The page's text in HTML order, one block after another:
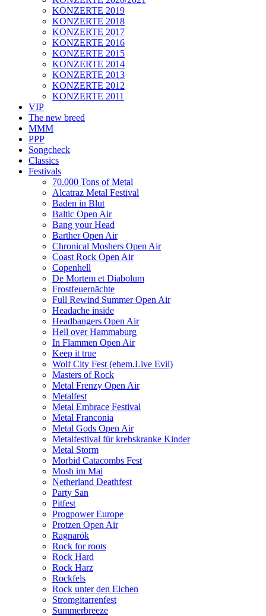
KONZERTE 2019
KONZERTE 2018
KONZERTE 2017
KONZERTE 2016
KONZERTE 2015
KONZERTE 2014
KONZERTE 2013
KONZERTE 2012
KONZERTE 2011
VIP
The new breed
MMM
PPP
Songcheck
Classics
Festivals
70.000 Tons of Metal
Alcatraz Metal Festival
Baden in Blut
Baltic Open Air
Bang your Head
Barther Open Air
Chronical Moshers Open Air
Coast Rock Open Air
Copenhell
De Mortem et Diabolum
Frostfeuernächte
Full Rewind Summer Open Air
Headache inside
Headbangers Open Air
Hell over Hammaburg
In Flammen Open Air
Keep it true
Wolf City Fest (ehem.Live Evil)
Masters of Rock
Metal Frenzy Open Air
Metalfest
Metal Embrace Festival
Metal Franconia
Metal Gods Open Air
Metalfestival für krebskranke Kinder
Metal Storm
Morbid Catacombs Fest
Mosh im Mai
Netherland Deathfest
Party San
Pitfest
Progpower Europe
Protzen Open Air
Ragnarök
Rock for roots
Rock Hard
Rock Harz
Rockfels
Rock unter den Eichen
Stromgitarrenfest
Summerbreeze